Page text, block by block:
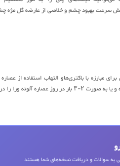
سرعت بهبود چشم و خلاصی از عارضه گل مژه
مبارزه با باکتری‌هاو التهاب استفاده از
در ناحیه مد نظر بمالید.